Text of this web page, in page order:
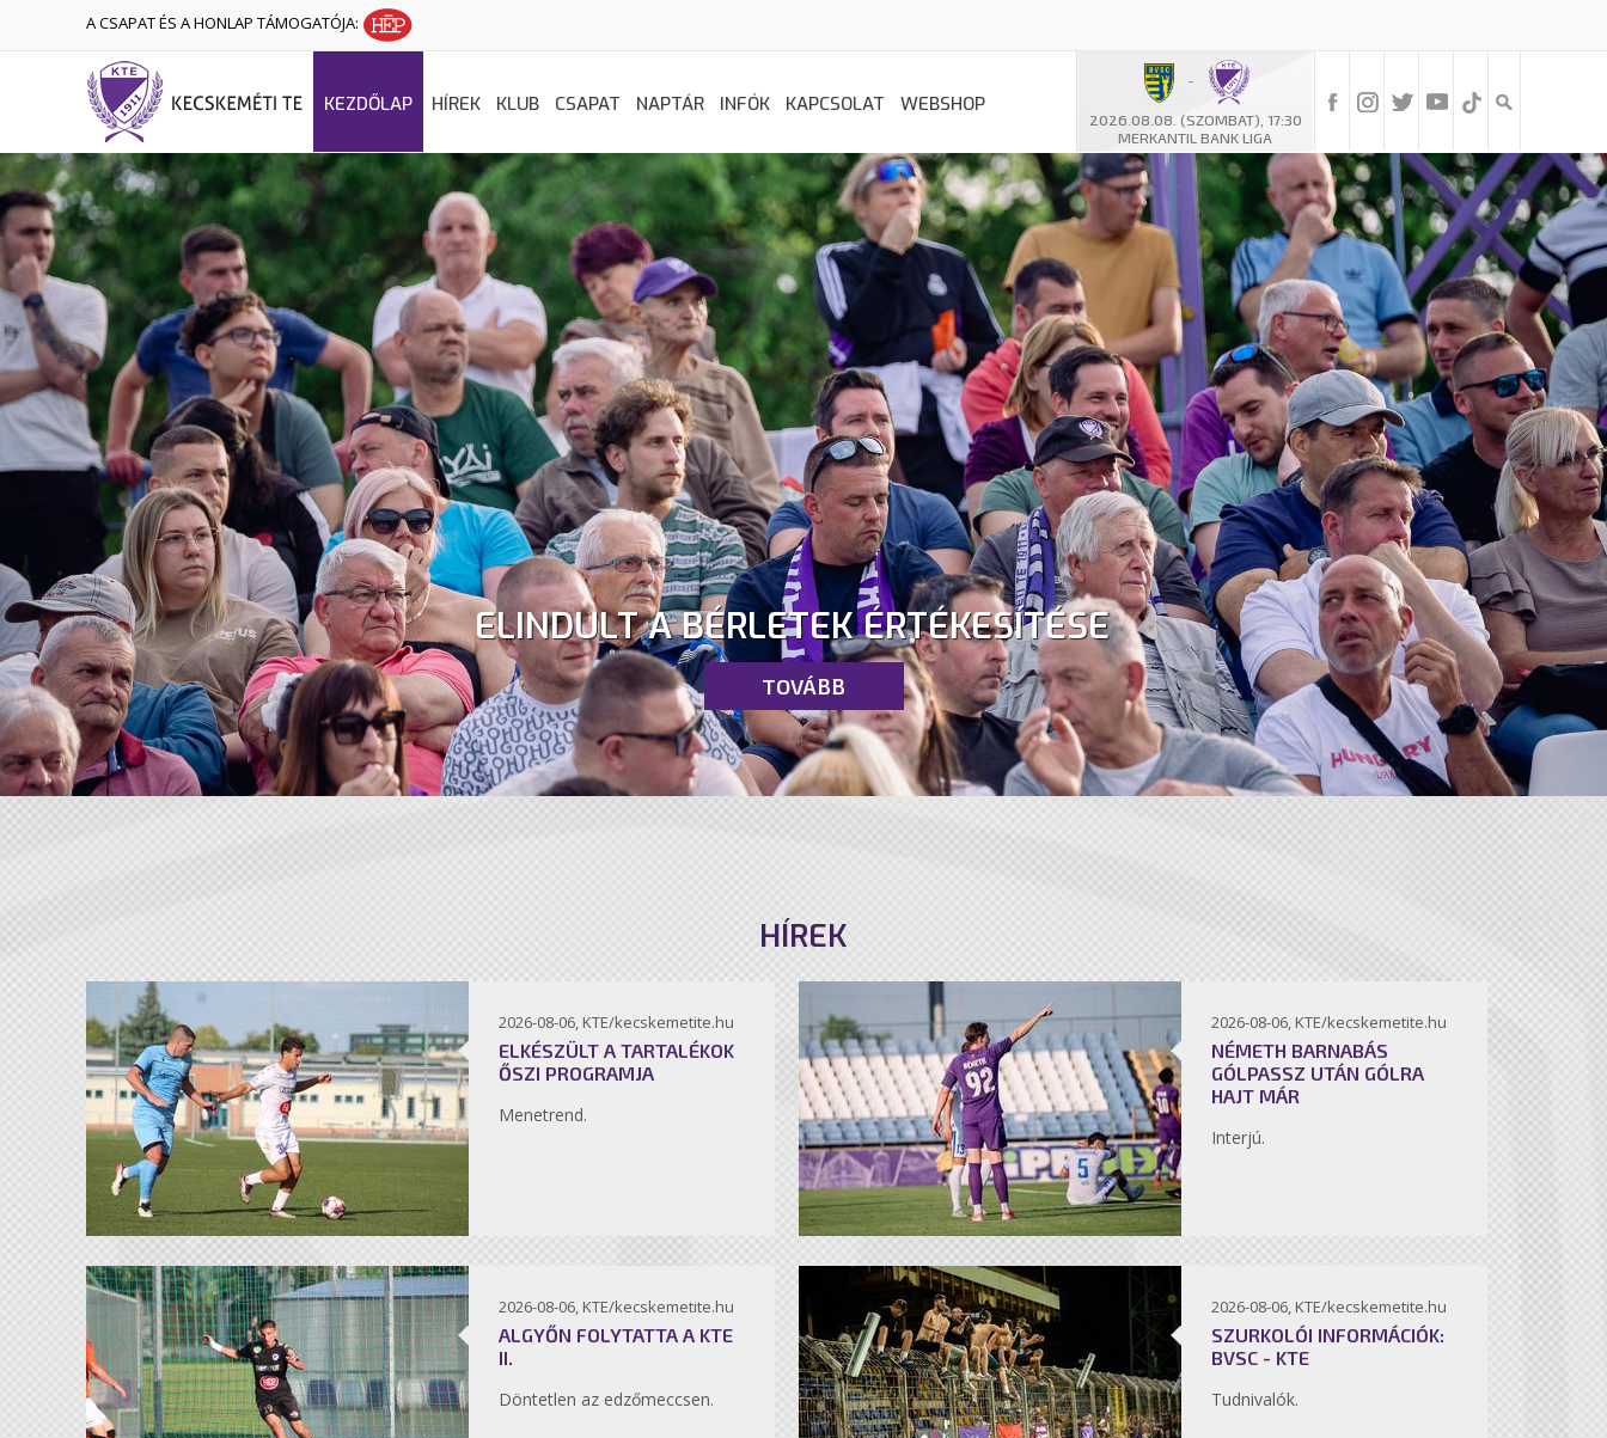
A CSAPAT ÉS A HONLAP TÁMOGATÓJA:
-
2026.08.08. (SZOMBAT), 17:30
MERKANTIL BANK LIGA
KEZDŐLAP HÍREK KLUB CSAPAT NAPTÁR INFÓK KAPCSOLAT WEBSHOP
ELINDULT A BÉRLETEK ÉRTÉKESÍTÉSE
TOVÁBB
HÍREK
2026-08-06, KTE/kecskemetite.hu
ELKÉSZÜLT A TARTALÉKOK
ŐSZI PROGRAMJA
Menetrend.
2026-08-06, KTE/kecskemetite.hu
NÉMETH BARNABÁS
GÓLPASSZ UTÁN GÓLRA
HAJT MÁR
Interjú.
2026-08-06, KTE/kecskemetite.hu
ALGYŐN FOLYTATTA A KTE
II.
Döntetlen az edzőmeccsen.
2026-08-06, KTE/kecskemetite.hu
SZURKOLÓI INFORMÁCIÓK:
BVSC - KTE
Tudnivalók.